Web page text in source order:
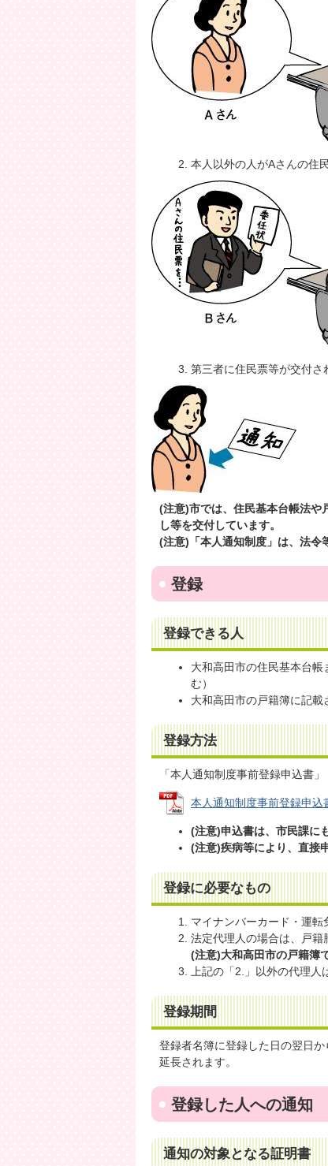
本人以外の人がAさんの住
第三者に住民票等が交付さ
(注意)市では、住民基本台帳法や
し等を交付しています。
(注意)「本人通知制度」は、法令
登録
登録できる人
大和高田市の住民基本台
む）
大和高田市の戸籍簿に記載
登録方法
「本人通知制度事前登録申込書
本人通知制度事前登録申
(注意)申込書は、市民課に
(注意)疾病等により、直接
登録に必要なもの
マイナンバーカード・運
法定代理人の場合は、戸
(注意)大和高田市の戸籍簿
上記の「2.」以外の代理人
登録期間
登録者名簿に登録した日の翌日
延長されます。
登録した人への通知
通知の対象となる証明書